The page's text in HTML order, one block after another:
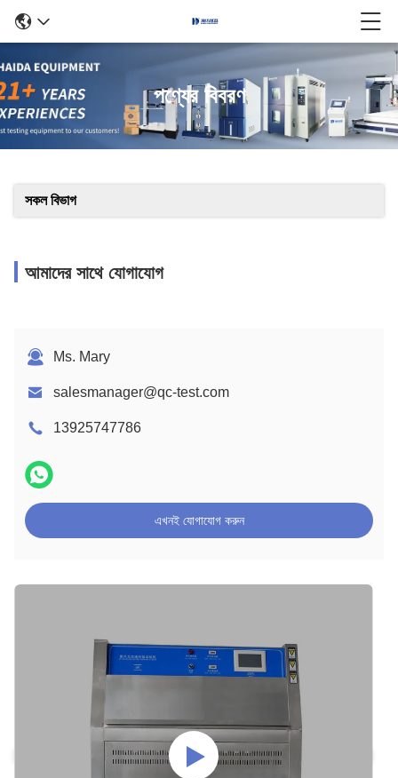
পণ্যের বিবরণ
সকল বিভাগ
আমাদের সাথে যোগাযোগ
Ms. Mary
salesmanager@qc-test.com
13925747786
এখনই যোগাযোগ করুন